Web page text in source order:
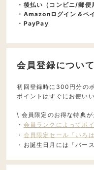
・後払い（コンビニ/郵便
・Amazonログイン＆ペ
・PayPay
会員登録について
初回登録時に300円分の
ポイントはすぐにお使い
\ 会員限定のお得な特典
・ 会員ランクによってポ
・ 会員限定セール「いろ
・お誕生日月には「バー